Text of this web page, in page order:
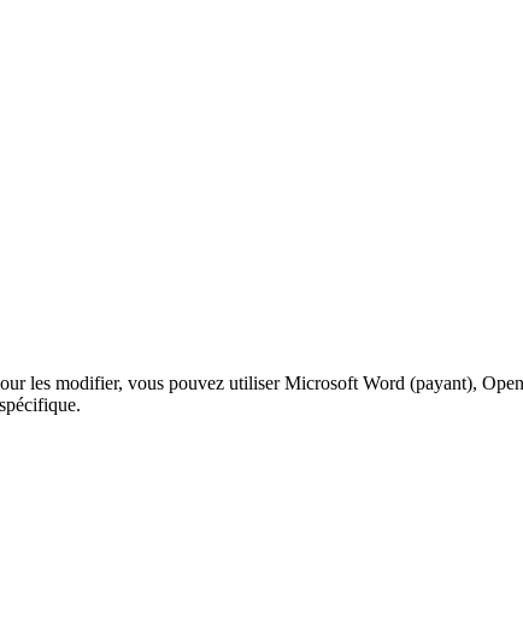
les modifier, vous pouvez utiliser Microsoft Word (payant),